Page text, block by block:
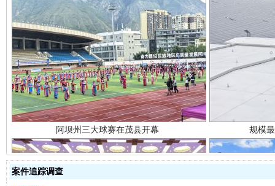
阿坝州三大球赛在茂县开幕 规模
案件追踪调查